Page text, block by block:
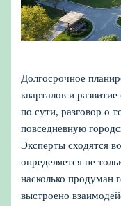
Долгосрочное
кварталов и
по сути, разговор о
повседневную
Эксперты сходятся
определяется не
насколько продуман
выстроено